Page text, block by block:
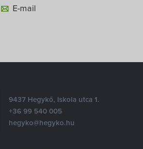
E-mail
9437 Hegykő, Iskola utca 1.
+36 99 540 005
hegyko@hegyko.hu